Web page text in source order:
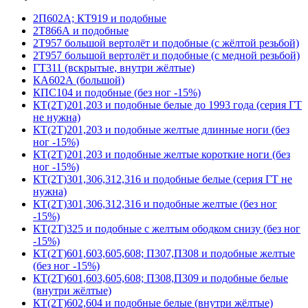
2П602А; КТ919 и подобные
2Т866А и подобные
2Т957 большой вертолёт и подобные (с жёлтой резьбой)
2Т957 большой вертолёт и подобные (с медной резьбой)
ГТ311 (вскрытые, внутри жёлтые)
КА602А (большой)
КПС104 и подобные (без ног -15%)
КТ(2Т)201,203 и подобные белые до 1993 года (серия ГТ
не нужна)
КТ(2Т)201,203 и подобные желтые длинные ноги (без
ног -15%)
КТ(2Т)201,203 и подобные желтые короткие ноги (без
ног -15%)
КТ(2Т)301,306,312,316 и подобные белые (серия ГТ не
нужна)
КТ(2Т)301,306,312,316 и подобные желтые (без ног
-15%)
КТ(2Т)325 и подобные с желтым ободком снизу (без ног
-15%)
КТ(2Т)601,603,605,608; П307,П308 и подобные желтые
(без ног -15%)
КТ(2Т)601,603,605,608; П308,П309 и подобные белые
(внутри жёлтые)
КТ(2Т)602,604 и подобные белые (внутри жёлтые)